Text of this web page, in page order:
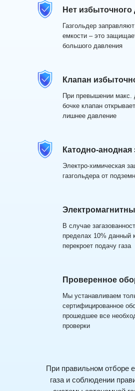
Нет избыточного
Газгольдер
емкости – это
большого давления
Клапан
При превышении макс.
бочке клапан
лишнее давление
Катодно-анодная
Электро-химическая
газгольдера от
В случае
пределах 10% данный
перекроет подачу газа
Проверенное
Мы устанавливаем
сертифицированное
прошедшее все
проверки
При правильном отборе
газа и соблюдении